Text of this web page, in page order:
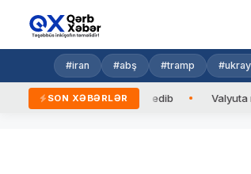
#iran #abş #tramp
SON XƏBƏRLƏR
Prezidentinə zəng edib Valyuta